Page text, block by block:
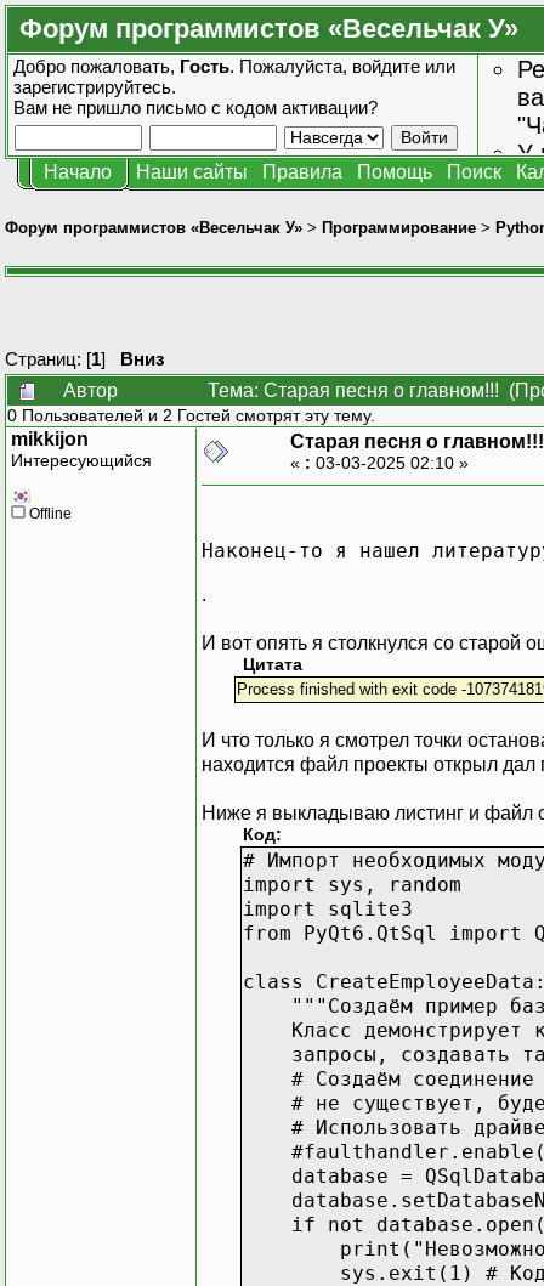
Форум программистов «Весельчак У»
Добро пожаловать, Гость. Пожалуйста, войдите или
зарегистрируйтесь.
Вам не пришло письмо с кодом активации?
У
Начало Наши сайты Правила Помощь Поиск
Форум программистов «Весельчак У» > Программирование >
Страниц: [1] Вниз
Автор
Тема: Старая песня о главном!!!
0 Пользователей и 2 Гостей смотрят эту тему.
mikkijon
Интересующийся
Offline
Старая песня о главном!!!
« : 03-03-2025 02:10 »
Наконец-то я нашел
.
И вот опять я столкнулся со старой
Цитата
Process finished with exit code -
И что только я смотрел точки
находится файл проекты открыл
Ниже я выкладываю листинг и файл
Код:
# Импорт необходимых
import sys, random
import sqlite3
from PyQt6.QtSql import
class
"""Создаём пример
Класс демонстрирует
запросы, создавать
# Создаём соединение
# не существует,
# Использовать
database =
if not
print("Невозможно
sys.exit(1) # Код